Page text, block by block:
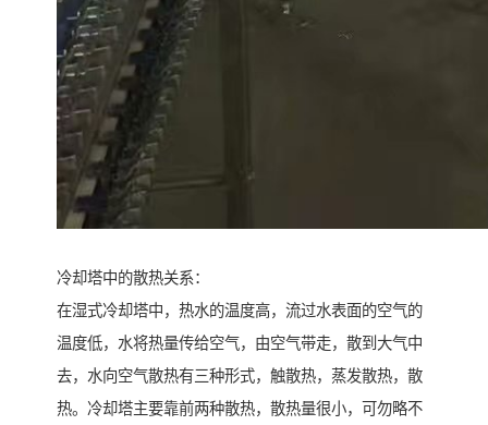
冷却塔中的散热关系：
在湿式冷却塔中，热水的温度高，流过水表面的空气的
温度低，水将热量传给空气，由空气带走，散到大气中
去，水向空气散热有三种形式，触散热，蒸发散热，散
热。冷却塔主要靠前两种散热，散热量很小，可勿略不